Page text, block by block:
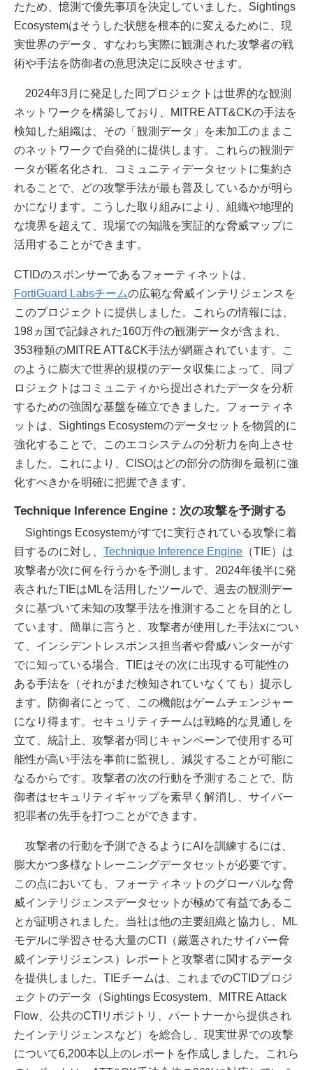
たため、憶測で優先事項を決定していました。Sightings
Ecosystemはそうした状態を根本的に変えるために、現
実世界のデータ、すなわち実際に観測された攻撃者の戦
術や手法を防御者の意思決定に反映させます。
2024年3月に発足した同プロジェクトは世界的な観測
ネットワークを構築しており、MITRE ATT&CKの手法を
検知した組織は、その「観測データ」を未加工のままこ
のネットワークで自発的に提供します。これらの観測デ
ータが匿名化され、コミュニティデータセットに集約さ
れることで、どの攻撃手法が最も普及しているかが明ら
かになります。こうした取り組みにより、組織や地理的
な境界を超えて、現場での知識を実証的な脅威マップに
活用することができます。
CTIDのスポンサーであるフォーティネットは、
FortiGuard Labsチームの広範な脅威インテリジェンスを
このプロジェクトに提供しました。これらの情報には、
198ヵ国で記録された160万件の観測データが含まれ、
353種類のMITRE ATT&CK手法が網羅されています。こ
のように膨大で世界的規模のデータ収集によって、同プ
ロジェクトはコミュニティから提出されたデータを分析
するための強固な基盤を確立できました。フォーティネ
ットは、Sightings Ecosystemのデータセットを物質的に
強化することで、このエコシステムの分析力を向上させ
ました。これにより、CISOはどの部分の防御を最初に強
化すべきかを明確に把握できます。
Technique Inference Engine：次の攻撃を予測する
Sightings Ecosystemがすでに実行されている攻撃に着
目するのに対し、 Technique Inference Engine （TIE）は
攻撃者が次に何を行うかを予測します。2024年後半に発
表されたTIEはMLを活用したツールで、過去の観測デー
タに基づいて未知の攻撃手法を推測することを目的とし
ています。簡単に言うと、攻撃者が使用した手法xについ
て、インシデントレスポンス担当者や脅威ハンターがす
でに知っている場合、TIEはその次に出現する可能性の
ある手法を（それがまだ検知されていなくても）提示し
ます。防御者にとって、この機能はゲームチェンジャー
になり得ます。セキュリティチームは戦略的な見通しを
立て、統計上、攻撃者が同じキャンペーンで使用する可
能性が高い手法を事前に監視し、減災することが可能に
なるからです。攻撃者の次の行動を予測することで、防
御者はセキュリティギャップを素早く解消し、サイバー
犯罪者の先手を打つことができます。
攻撃者の行動を予測できるようにAIを訓練するには、
膨大かつ多様なトレーニングデータセットが必要です。
この点においても、フォーティネットのグローバルな脅
威インテリジェンスデータセットが極めて有益であるこ
とが証明されました。当社は他の主要組織と協力し、ML
モデルに学習させる大量のCTI（厳選されたサイバー脅
威インテリジェンス）レポートと攻撃者に関するデータ
を提供しました。TIEチームは、これまでのCTIDプロジ
ェクトのデータ（Sightings Ecosystem、MITRE Attack
Flow、公共のCTIリポジトリ、パートナーから提供され
たインテリジェンスなど）を総合し、現実世界での攻撃
について6,200本以上のレポートを作成しました。これら